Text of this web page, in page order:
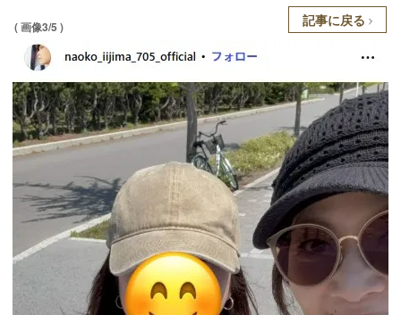
( 画像3/5 ) 記事に戻る